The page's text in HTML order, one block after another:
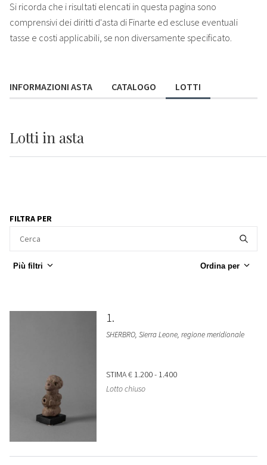
Si ricorda che i risultati elencati in questa pagina sono
comprensivi dei diritti d'asta di Finarte ed escluse eventuali
tasse e costi applicabili, se non diversamente specificato.
INFORMAZIONI ASTA CATALOGO LOTTI
Lotti in asta
FILTRA PER
Più filtri Ordina per
1
SHERBRO, Sierra Leone, regione meridionale
STIMA€ 1.200 - 1.400
Lotto chiuso